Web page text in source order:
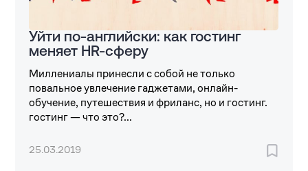
Уйти по-английски: как гостинг
меняет HR-сферу
Миллениалы принесли с собой не только
повальное увлечение гаджетами, онлайн-
обучение, путешествия и фриланс, но и гостинг.
гостинг — что это?...
25.03.2019